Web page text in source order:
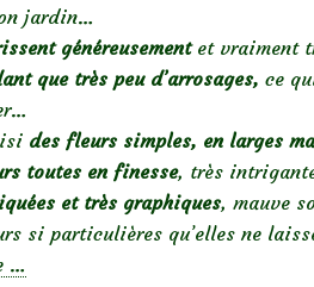
jardin…
généreusementet vraiment
que très peu d’arrosages, ce
des fleurs simples, en larges
toutes en finesse, très
et très graphiques, mauve
si particulières qu’elles ne
à
…